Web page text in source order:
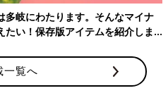
岐にわたります。そんなマイナ
い！保存版アイテムを紹介しま
一覧へ